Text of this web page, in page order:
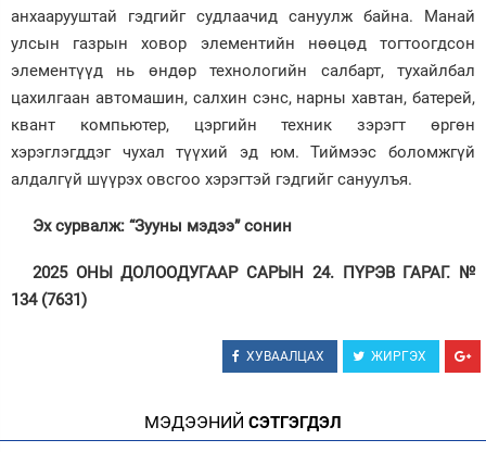
анхаарууштай гэдгийг судлаачид сануулж байна. Манай
улсын газрын ховор элементийн нөөцөд тогтоогдсон
элементүүд нь өндөр технологийн салбарт, тухайлбал
цахилгаан автомашин, салхин сэнс, нарны хавтан, батерей,
квант компьютер, цэргийн техник зэрэгт өргөн
хэрэглэгддэг чухал түүхий эд юм. Тиймээс боломжгүй
алдалгүй шүүрэх овсгоо хэрэгтэй гэдгийг сануулъя.
Эх сурвалж: “Зууны мэдээ” сонин
2025 ОНЫ ДОЛООДУГААР САРЫН 24. ПҮРЭВ ГАРАГ. №
134 (7631)
ХУВААЛЦАХ ЖИРГЭХ
МЭДЭЭНИЙ СЭТГЭГДЭЛ